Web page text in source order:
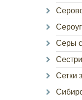
Серы
Сетки